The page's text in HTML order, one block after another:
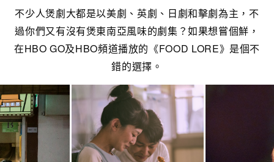
不少人煲劇大都是以美劇、英劇、日劇和擊劇為主，不
過你們又有沒有煲東南亞風味的劇集？如果想嘗個鮮，
在HBO GO及HBO頻道播放的《FOOD LORE》是個不
錯的選擇。